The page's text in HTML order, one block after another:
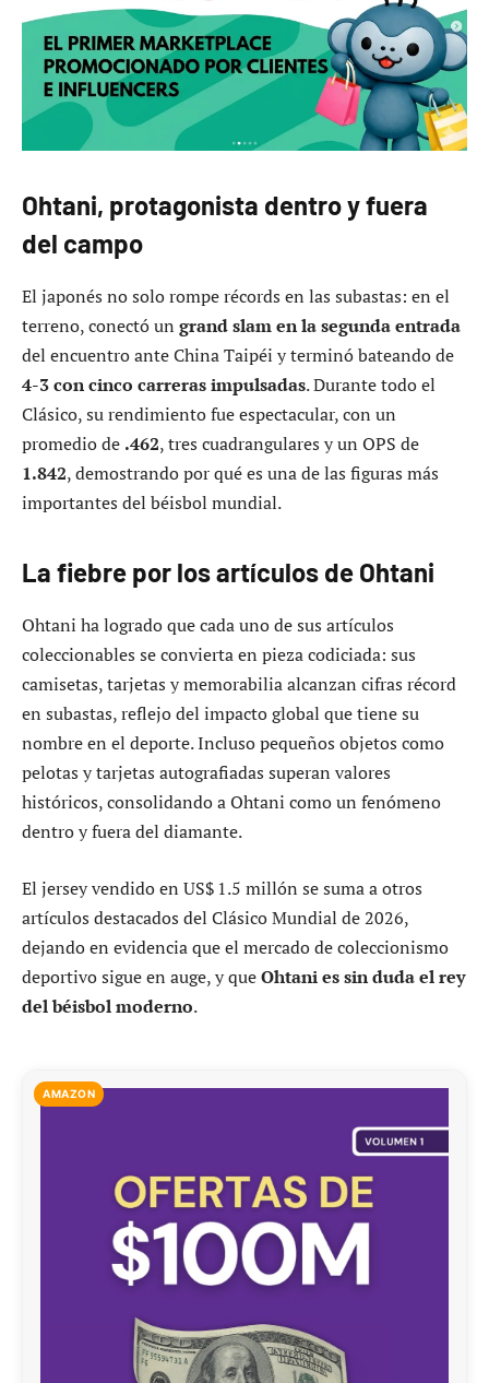
Ohtani, protagonista dentro y fuera
del campo
El japonés no solo rompe récords en las subastas: en el
terreno, conectó un grand slam en la segunda entrada
del encuentro ante China Taipéi y terminó bateando de
4-3 con cinco carreras impulsadas. Durante todo el
Clásico, su rendimiento fue espectacular, con un
promedio de .462, tres cuadrangulares y un OPS de
1.842, demostrando por qué es una de las figuras más
importantes del béisbol mundial.
La fiebre por los artículos de Ohtani
Ohtani ha logrado que cada uno de sus artículos
coleccionables se convierta en pieza codiciada: sus
camisetas, tarjetas y memorabilia alcanzan cifras récord
en subastas, reflejo del impacto global que tiene su
nombre en el deporte. Incluso pequeños objetos como
pelotas y tarjetas autografiadas superan valores
históricos, consolidando a Ohtani como un fenómeno
dentro y fuera del diamante.
El jersey vendido en US$ 1.5 millón se suma a otros
artículos destacados del Clásico Mundial de 2026,
dejando en evidencia que el mercado de coleccionismo
deportivo sigue en auge, y queOhtani es sin duda el rey
del béisbol moderno.
AMAZON